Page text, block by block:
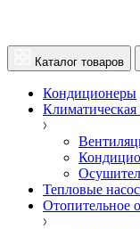
Каталог товаров
Кондиционеры
Климатическая
Тепловые
Отопительное